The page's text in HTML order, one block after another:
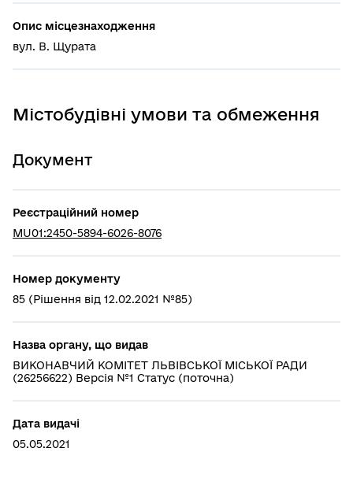
Опис місцезнаходження
вул. В. Щурата
Містобудівні умови та обмеження
Документ
Реєстраційний номер
MU01:2450-5894-6026-8076
Номер документу
85 (Рішення від 12.02.2021 №85)
Назва органу, що видав
ВИКОНАВЧИЙ КОМІТЕТ ЛЬВІВСЬКОЇ МІСЬКОЇ РАДИ
(26256622) Версія №1 Статус (поточна)
Дата видачі
05.05.2021